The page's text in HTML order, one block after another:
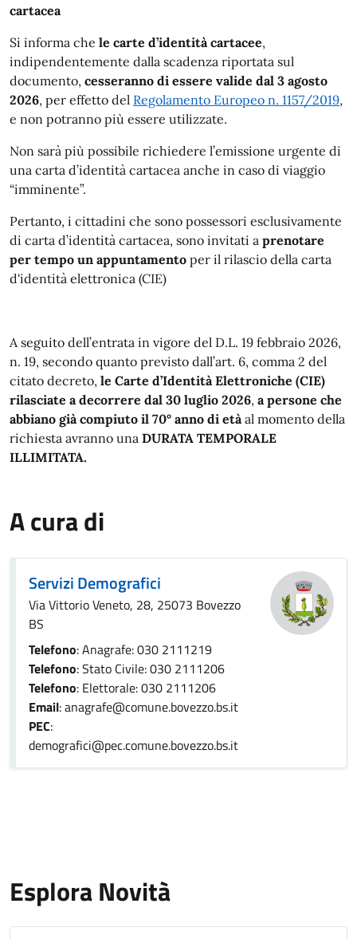
cartacea
Si informa che le carte d’identità cartacee,
indipendentemente dalla scadenza riportata sul
documento, cesseranno di essere valide dal 3 agosto
2026, per effetto del Regolamento Europeo n. 1157/2019,
e non potranno più essere utilizzate.
Non sarà più possibile richiedere l’emissione urgente di
una carta d’identità cartacea anche in caso di viaggio
“imminente”.
Pertanto, i cittadini che sono possessori esclusivamente
di carta d’identità cartacea, sono invitati a prenotare
per tempo un appuntamento per il rilascio della carta
d'identità elettronica (CIE)
A seguito dell’entrata in vigore del D.L. 19 febbraio 2026,
n. 19, secondo quanto previsto dall’art. 6, comma 2 del
citato decreto, le Carte d’Identità Elettroniche (CIE)
rilasciate a decorrere dal 30 luglio 2026, a persone che
abbiano già compiuto il 70° anno di età al momento della
richiesta avranno una DURATA TEMPORALE
ILLIMITATA.
A cura di
Servizi Demografici
Via Vittorio Veneto, 28, 25073 Bovezzo
BS
Telefono: Anagrafe: 030 2111219
Telefono: Stato Civile: 030 2111206
Telefono: Elettorale: 030 2111206
Email: anagrafe@comune.bovezzo.bs.it
PEC:
demografici@pec.comune.bovezzo.bs.it
Esplora Novità